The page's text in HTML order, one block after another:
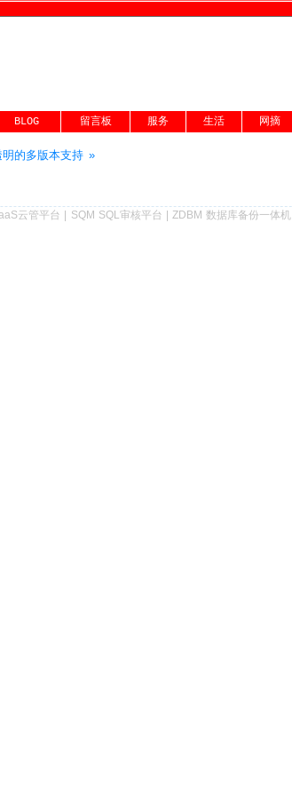
BLOG 留言板 服务 生活 网摘
的多版本支持 »
云管平台 SQM SQL审核平台 |ZDBM 数据库备份一体机